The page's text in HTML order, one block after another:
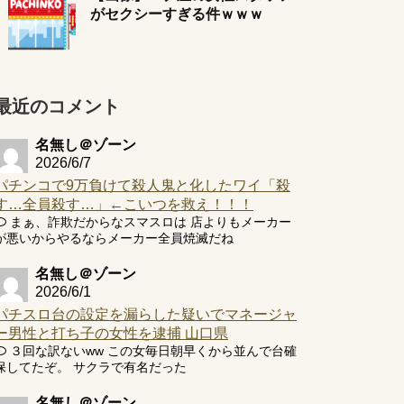
がセクシーすぎる件ｗｗｗ
近のコメント
名無し＠ゾーン
2026/6/7
チンコで9万負けて殺人鬼と化したワイ「殺
…全員殺す…」←こいつを救え！！！
まぁ、詐欺だからなスマスロは 店よりもメーカー
悪いからやるならメーカー全員焼滅だね
名無し＠ゾーン
2026/6/1
チスロ台の設定を漏らした疑いでマネージャ
男性と打ち子の女性を逮捕 山口県
３回な訳ないww この女毎日朝早くから並んで台確
してたぞ。 サクラで有名だった